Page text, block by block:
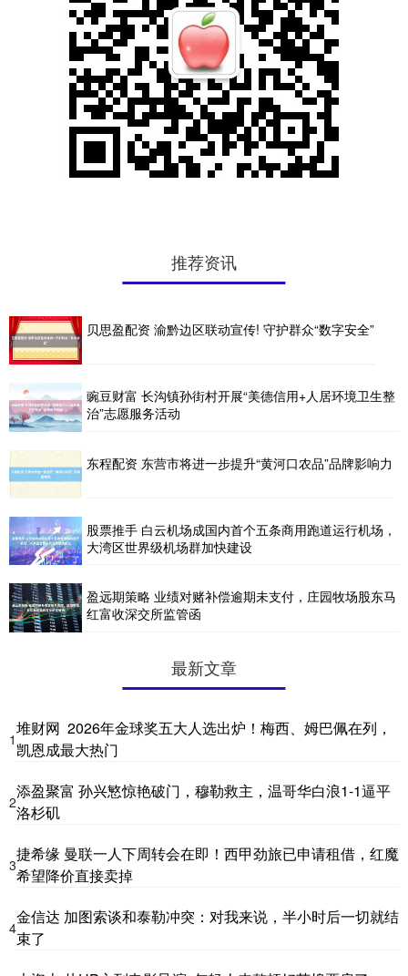
推荐资讯
贝思盈配资 渝黔边区联动宣传! 守护群众“数字安全”
豌豆财富 长沟镇孙街村开展“美德信用+人居环境卫生整
治”志愿服务活动
东程配资 东营市将进一步提升“黄河口农品”品牌影响力
股票推手 白云机场成国内首个五条商用跑道运行机场，
大湾区世界级机场群加快建设
盈远期策略 业绩对赌补偿逾期未支付，庄园牧场股东马
红富收深交所监管函
最新文章
1
堆财网 2026年金球奖五大人选出炉！梅西、姆巴佩在列，
凯恩成最大热门
2
添盈聚富 孙兴慜惊艳破门，穆勒救主，温哥华白浪1-1逼平
洛杉矶
3
捷希缘 曼联一人下周转会在即！西甲劲旅已申请租借，红魔
希望降价直接卖掉
4
金信达 加图索谈和泰勒冲突：对我来说，半小时后一切就结
束了